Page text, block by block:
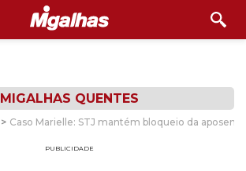
MIGALHAS QUENTES
> Caso Marielle: STJ mantém bloqueio da
PUBLICIDADE